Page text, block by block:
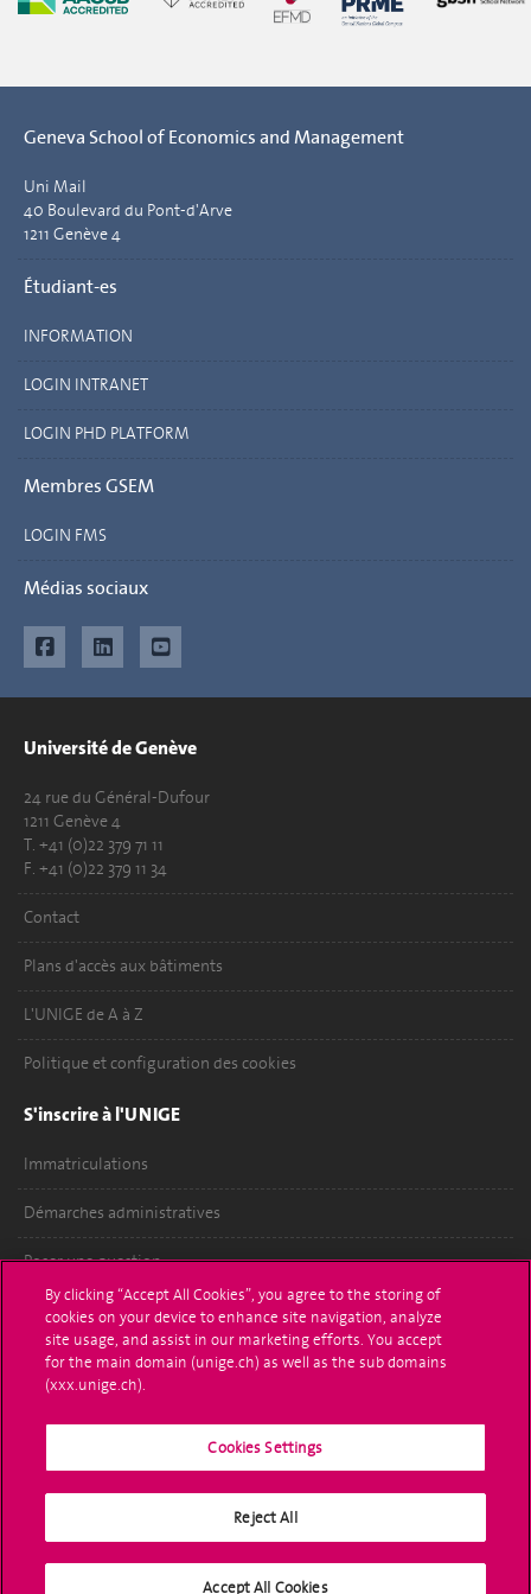
Geneva School of Economics and Management
Uni Mail
40 Boulevard du Pont-d'Arve
1211 Genève 4
Étudiant-es
INFORMATION
LOGIN INTRANET
LOGIN PHD PLATFORM
Membres GSEM
LOGIN FMS
Médias sociaux
Université de Genève
24 rue du Général-Dufour
1211 Genève 4
T. +41 (0)22 379 71 11
F. +41 (0)22 379 11 34
Contact
Plans d'accès aux bâtiments
L'UNIGE de A à Z
Politique et configuration des cookies
S'inscrire à l'UNIGE
Immatriculations
Démarches administratives
Poser une question
L'UNIGE vous informe
UNIGE Mobile
By clicking “Accept All Cookies”, you agree to the storing of
cookies on your device to enhance site navigation, analyze
site usage, and assist in our marketing efforts. You accept
for the main domain (unige.ch) as well as the sub domains
(xxx.unige.ch).
Cookies Settings
Reject All
Accept All Cookies